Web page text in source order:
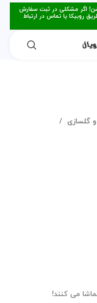
اگر مشکلی در ثبت سفارش
میتونین با ۰۹۳۸۲۱۵۳۴۷۸ از طریق روبیکا یا تماس در ارتباط
و گلسازی
می کنند!